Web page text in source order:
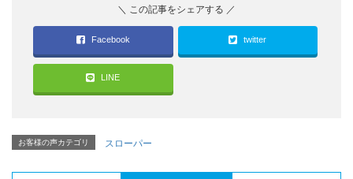
Facebook twitter
LINE
お客様の声カテゴリ スローパー